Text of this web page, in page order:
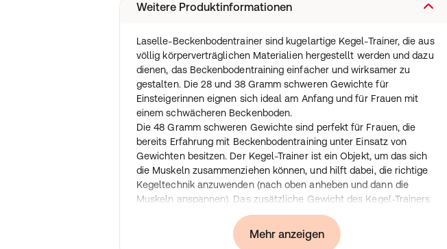
Weitere Produktinformationen
Laselle-Beckenbodentrainer sind kugelartige Kegel-Trainer, die aus
völlig körperverträglichen Materialien hergestellt werden und dazu
dienen, das Beckenbodentraining einfacher und wirksamer zu
gestalten. Die 28 und 38 Gramm schweren Gewichte für
Einsteigerinnen eignen sich ideal am Anfang und für Frauen mit
einem schwächeren Beckenboden.
Die 48 Gramm schweren Gewichte sind perfekt für Frauen, die
bereits Erfahrung mit Beckenbodentraining unter Einsatz von
Gewichten besitzen. Der Kegel-Trainer ist ein Objekt, um das sich
die Muskeln zusammenziehen können, und hilft dabei, die richtige
Kegeltechnik anzuwenden (nach oben anheben und dann die
Muskeln anspannen). Das zusätzliche Gewicht des Kegel-Trainers
erhöht den Widerstand bei den Übungen. Eine starke
Beckenbodenmuskulatur bringt erstaunliche Vorteile mit sich, wie
z. B. die Aufrechterhaltung und Verbesserung der Spannkraft und
Mehr anzeigen